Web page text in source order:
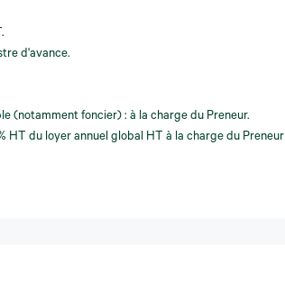
d'avance.
(notamment foncier) : à la charge du Preneur.
HT du loyer annuel global HT à la charge du Preneur